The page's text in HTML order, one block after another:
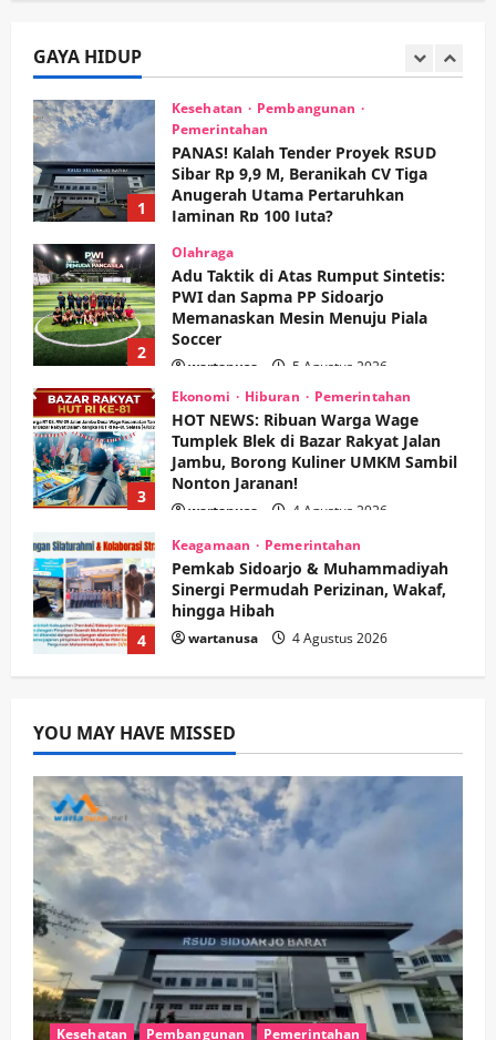
GAYA HIDUP
Sibar Rp 9,9 M, Beranikah CV Tiga
Anugerah Utama Pertaruhkan
wartanusa 5 Agustus 2026
Olahraga
Adu Taktik di Atas Rumput Sintetis:
PWI dan Sapma PP Sidoarjo
Memanaskan Mesin Menuju Piala
Soccer
wartanusa
Ekonomi Hiburan Pemerintahan
HOT NEWS: Ribuan Warga Wage
Tumplek Blek di Bazar Rakyat Jalan
Jambu, Borong Kuliner UMKM Sambil
Nonton Jaranan!
wartanusa 4 Agustus 2026
Keagamaan Pemerintahan
Pemkab Sidoarjo & Muhammadiyah
Sinergi Permudah Perizinan, Wakaf,
hingga Hibah
Keagamaan Pemerintahan
Hadir di Pengajian Qurrota A’yun,
Wabup Sidoarjo Minta Doa Jamaah
Agar Tetap Amanah Memimpin
1
Pemerintahan
PANAS! Kalah Tender Proyek RSUD
Sibar Rp 9,9 M, Beranikah CV Tiga
Anugerah Utama Pertaruhkan
Jaminan Rp 100 Juta?
wartanusa 5 Agustus 2026
2
Olahraga
Adu Taktik di Atas Rumput Sintetis:
PWI dan Sapma PP Sidoarjo
Memanaskan Mesin Menuju Piala
Soccer
wartanusa 5 Agustus 2026
Ekonomi Hiburan Pemerintahan
HOT NEWS: Ribuan Warga Wage
YOU MAY HAVE MISSED
Kesehatan Pembangunan Pemerintahan